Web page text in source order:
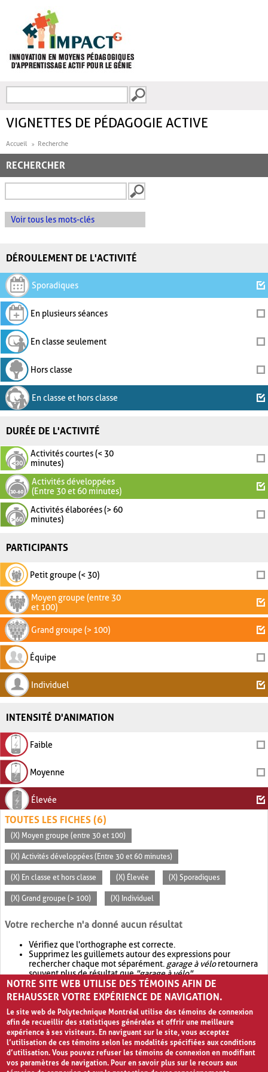
FORMULAIRE DE
VIGNETTES DE PÉDAGOGIE ACTIVE
Accueil Recherche
RECHERCHER
Voir tous les mots-clés
DÉROULEMENT DE L'ACTIVITÉ
Sporadiques
En plusieurs séances
En classe seulement
Hors classe
En classe et hors classe
DURÉE DE L'ACTIVITÉ
Activités courtes (< 30
minutes)
Activités développées
(Entre 30 et 60 minutes)
Activités élaborées (> 60
minutes)
PARTICIPANTS
Petit groupe (< 30)
Moyen groupe (entre 30
et 100)
Grand groupe (> 100)
Équipe
Individuel
INTENSITÉ D'ANIMATION
Faible
Moyenne
Élevée
TOUTES LES FICHES (6)
(X) Moyen groupe (entre 30 et 100)
(X) Activités développées (Entre 30 et 60 minutes)
(X) En classe et hors classe (X) Élevée (X) Sporadiques
(X) Grand groupe (> 100) (X) Individuel
Votre recherche n'a donné aucun résultat
Vérifiez que l'orthographe est correcte.
Supprimez les guillemets autour des expressions pour
rechercher chaque mot séparément. garage à véloretournera
souvent plus de résultat que"garage à vélo".
Envisagez d'élargir votre recherche avec OR.garage OR vélo
retournera souvent plus de résultat quegarage à vélo
NOTRE SITE WEB UTILISE DES TÉMOINS AFIN DE
REHAUSSER VOTRE EXPÉRIENCE DE NAVIGATION.
Le site web de Polytechnique Montréal utilise des témoins de connexion
afin de recueillir des statistiques générales et offrir une meilleure
expérience à ses visiteurs. En naviguant sur le site, vous acceptez
l’utilisation de ces témoins selon les modalités spécifiées aux conditions
d’utilisation. Vous pouvez refuser les témoins de connexion en modifiant
vos paramètres de navigation. Pour en savoir plus sur le recours aux